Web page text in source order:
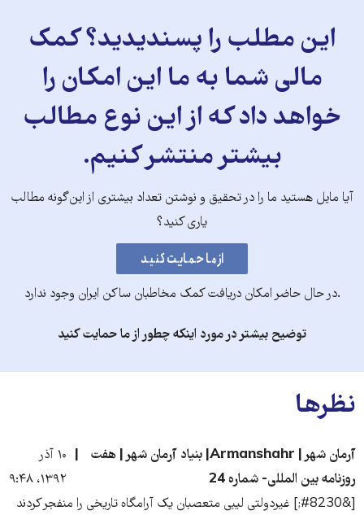
این مطلب را پسندیدید؟ کمک
مالی شما به ما این امکان را
خواهد داد که از این نوع مطالب
بیشتر منتشر کنیم.
آیا مایل هستید ما را در تحقیق و نوشتن تعداد بیشتری از این‌گونه مطالب
یاری کنید؟
.در حال حاضر امکان دریافت کمک مخاطبان ساکن ایران وجود ندارد
توضیح بیشتر در مورد اینکه چطور از ما حمایت کنید
نظرها
آرمان شهر | Armanshahr| بنیاد آرمان شهر | هفت
روزنامه بین المللی- شماره 24
۱۰ آذر
۱۳۹۲، ۹:۴۸
[&#8230;] غیردولتی لیبی متعصبان یک آرامگاه تاریخی را منفجر کردند